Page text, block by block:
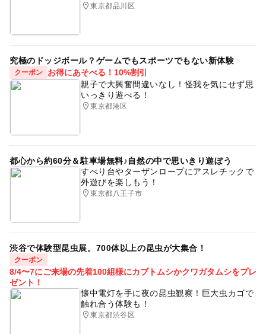
東京都品川区
究極のドッジボール？ゲームでもスポーツでもない新体験
クーポン
お得にあそべる！10%割引
親子で大興奮間違いなし！怪我を気にせず思
いっきり遊べる！
東京都港区
都心から約60分＆駐車場無料♪自然の中で思いきり遊ぼう
すべり台やターザンロープにアスレチックで
外遊びを楽しもう！
東京都八王子市
渋谷で体験型昆虫展。700体以上の昆虫が大集合！
クーポン
8/4〜7にご来場の先着100組様にカブトムシかクワガタムシをプレ
ゼント！
懐中電灯を手に夜の昆虫観察！巨大虫カゴで
触れ合う体験も！
東京都渋谷区